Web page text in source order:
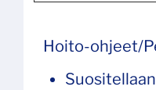
Hoito-ohjeet/